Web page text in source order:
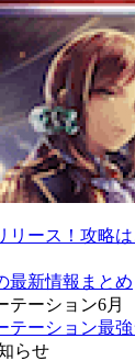
リース！攻略は
最新情報まとめ
テーション6月
テーション最
らせ